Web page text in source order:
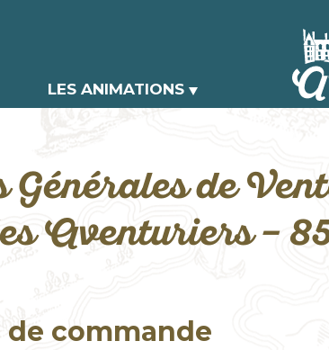
LES ANIMATIONS
de
Aventuriers –
de commande